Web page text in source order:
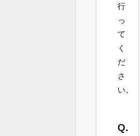
行
っ
て
く
だ
さ
い。
Q.